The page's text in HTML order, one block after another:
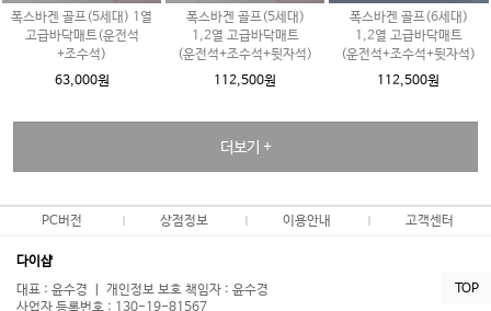
폭스바겐 골프(5세대) 1열
고급바닥매트(운전석
+조수석)
63,000원
폭스바겐 골프(5세대)
1,2열 고급바닥매트
(운전석+조수석+뒷자석)
112,500원
폭스바겐 골프(6세대)
1,2열 고급바닥매트
(운전석+조수석+뒷자석)
112,500원
더보기 +
PC버전 상점정보 이용안내 고객센터
다이샵
대표 : 윤수경 ㅣ 개인정보 보호 책임자 : 윤수경
사업자 등록번호 : 130-19-81567
TOP